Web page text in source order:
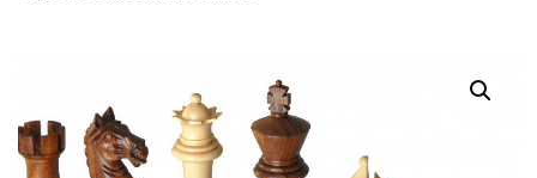
d’échecs
classiques